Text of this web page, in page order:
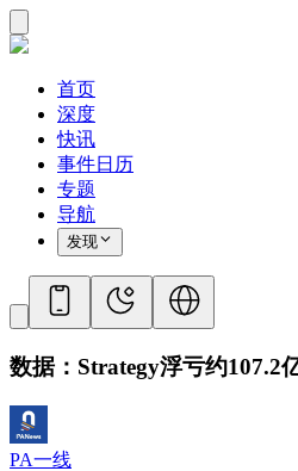
首页
深度
快讯
事件日历
专题
导航
发现
数据：Strategy浮亏约107.2
PA一线